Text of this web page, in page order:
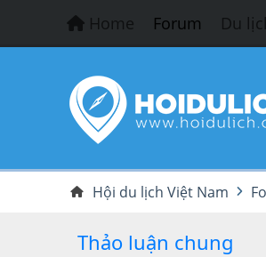
Home Forum Du
Hội du lịch Việt Nam
Thảo luận chung